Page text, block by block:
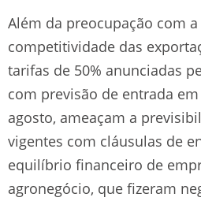
Além da preocupação com
competitividade das
tarifas de 50% anunciadas
com previsão de entrada em
agosto, ameaçam a
vigentes com cláusulas de
equilíbrio financeiro de
agronegócio, que fizeram